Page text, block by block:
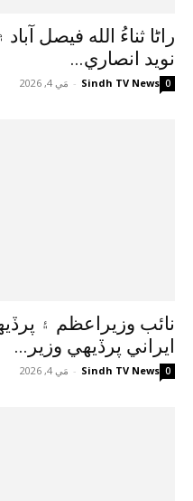
راڻا ثناءُ الله فيصل
نويد انصاري...
Sindh TV News
- مَي 4, 2026 0
نائب وزيراعظم ۽
ايراني پرڏيهي وزير...
Sindh TV News
- مَي 4, 2026 0